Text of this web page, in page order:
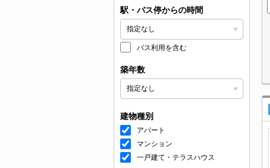
駅・バス停からの時間
バス利用を含む
築年数
建物種別
アパート
マンション
一戸建て・テラスハウス